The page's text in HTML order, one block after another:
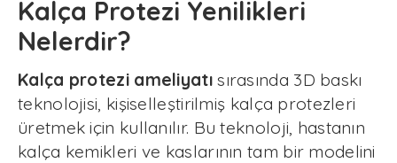
Kalça Protezi Yenilikleri
Nelerdir?
Kalça protezi ameliyatısırasında 3D baskı
teknolojisi, kişiselleştirilmiş kalça protezleri
üretmek için kullanılır. Bu teknoloji, hastanın
kalça kemikleri ve kaslarının tam bir modelini